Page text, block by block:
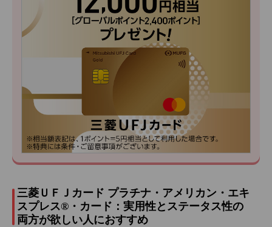
三菱ＵＦＪカード プラチナ・アメリカン・エキ
スプレス®・カード：実用性とステータス性の
両方が欲しい人におすすめ